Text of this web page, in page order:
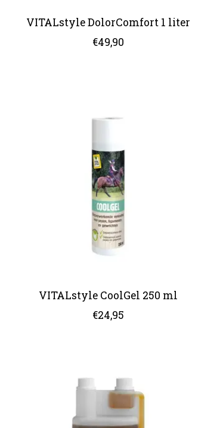
VITALstyle DolorComfort 1 liter
€49,90
VITALstyle CoolGel 250 ml
€24,95